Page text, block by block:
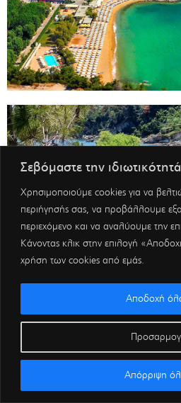
Σεβόμαστε την
Χρησιμοποιούμε cookies για να
περιήγησής σας, να προβάλλουμε
περιεχόμενο και να αναλύουμε την
Κάνοντας κλικ στην επιλογή
χρήση των cookies από εμάς.
Απόρριψη
Αποδοχή